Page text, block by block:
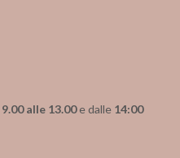
9.00 alle 13.00e dalle 14:00